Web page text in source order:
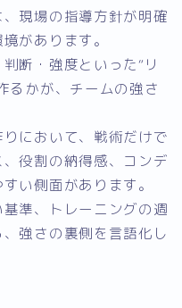
現場の指導方針が明確
があります。
断・強度といった“リ
るかが、チームの強さ
において、戦術だけで
役割の納得感、コンデ
い側面があります。
準、トレーニングの週
強さの裏側を言語化し